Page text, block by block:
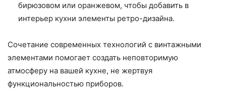
бирюзовом или оранжевом, чтобы добавить в
интерьер кухни элементы ретро-дизайна.
Сочетание современных технологий с винтажными
элементами помогает создать неповторимую
атмосферу на вашей кухне, не жертвуя
функциональностью приборов.